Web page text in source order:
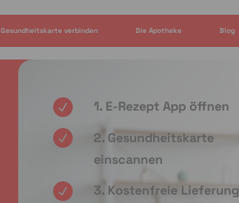
Gesundheitskarte verbinden Die Apotheke Blog
1. E-Rezept App öffnen
2. Gesundheitskarte
einscannen
3. Kostenfreie Lieferung